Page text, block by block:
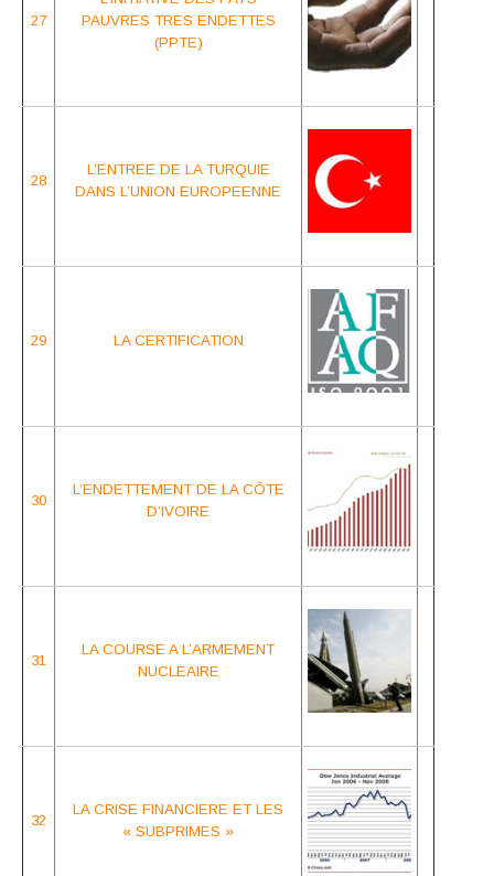
27
PAUVRES TRES ENDETTES
(PPTE)
28
L’ENTREE DE LA TURQUIE
DANS L’UNION EUROPEENNE
29 LA CERTIFICATION
30
L’ENDETTEMENT DE LA CÔTE
D’IVOIRE
31
LA COURSE A L’ARMEMENT
NUCLEAIRE
32
LA CRISE FINANCIERE ET LES
« SUBPRIMES »